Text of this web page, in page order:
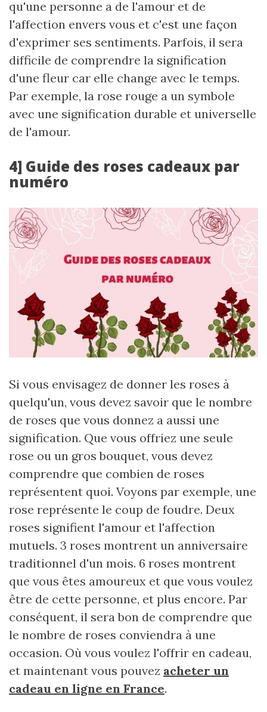
qu'une personne a de l'amour et de
l'affection envers vous et c'est une façon
d'exprimer ses sentiments. Parfois, il sera
difficile de comprendre la signification
d'une fleur car elle change avec le temps.
Par exemple, la rose rouge a un symbole
avec une signification durable et universelle
de l'amour.
4] Guide des roses cadeaux par
numéro
Si vous envisagez de donner les roses à
quelqu'un, vous devez savoir que le nombre
de roses que vous donnez a aussi une
signification. Que vous offriez une seule
rose ou un gros bouquet, vous devez
comprendre que combien de roses
représentent quoi. Voyons par exemple, une
rose représente le coup de foudre. Deux
roses signifient l'amour et l'affection
mutuels. 3 roses montrent un anniversaire
traditionnel d'un mois. 6 roses montrent
que vous êtes amoureux et que vous voulez
être de cette personne, et plus encore. Par
conséquent, il sera bon de comprendre que
le nombre de roses conviendra à une
occasion. Où vous voulez l'offrir en cadeau,
et maintenant vous pouvez acheter un
cadeau en ligne en France.